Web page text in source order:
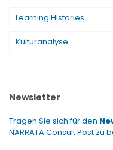
Learning Histories
Kulturanalyse
Newsletter
Tragen Sie sich für den
NARRATA Consult Post zu